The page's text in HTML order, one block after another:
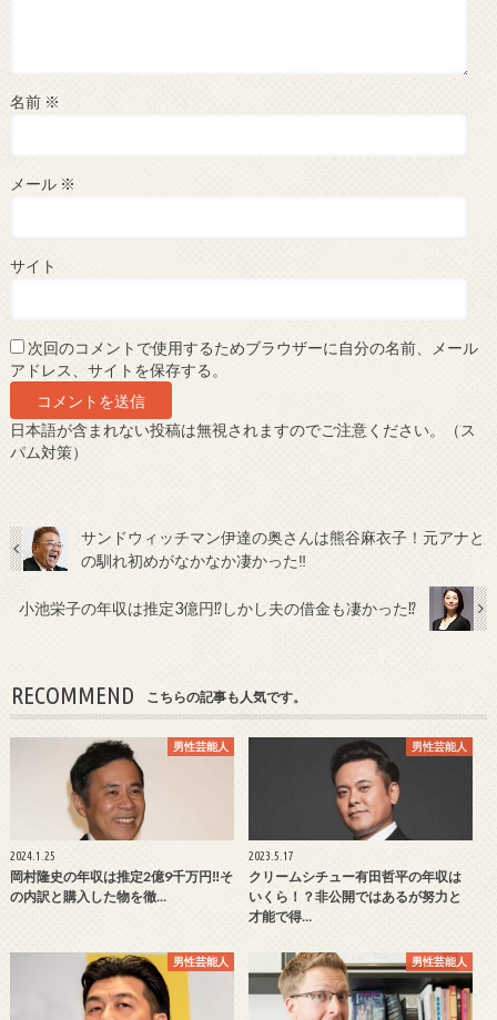
名前 ※
メール ※
サイト
次回のコメントで使用するためブラウザーに自分の名前、メール
アドレス、サイトを保存する。
日本語が含まれない投稿は無視されますのでご注意ください。（ス
パム対策）
サンドウィッチマン伊達の奥さんは熊谷麻衣子！元アナと
の馴れ初めがなかなか凄かった‼
小池栄子の年収は推定3億円⁉しかし夫の借金も凄かった⁉
RECOMMEND こちらの記事も人気です。
男性芸能人
2024.1.25
岡村隆史の年収は推定2億9千万円‼そ
の内訳と購入した物を徹…
男性芸能人
2023.5.17
クリームシチュー有田哲平の年収は
いくら！？非公開ではあるが努力と
才能で得…
男性芸能人 男性芸能人